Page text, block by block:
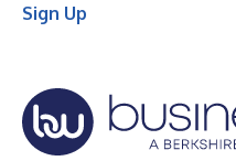
Sign Up